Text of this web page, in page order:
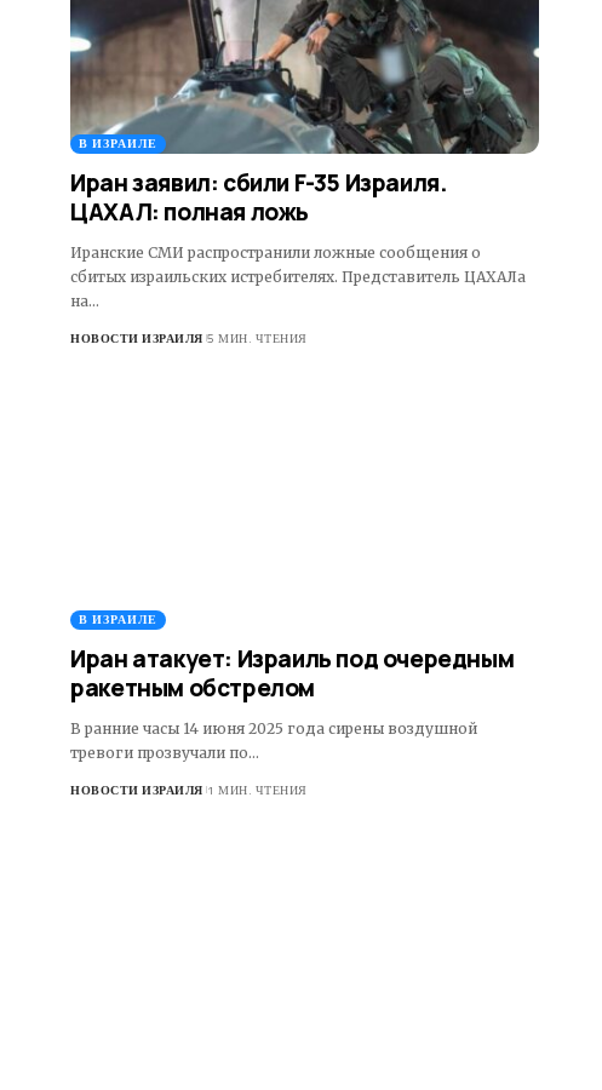
В ИЗРАИЛЕ
Иран заявил: сбили F-35 Израиля.
ЦАХАЛ: полная ложь
Иранские СМИ распространили ложные сообщения о
сбитых израильских истребителях. Представитель ЦАХАЛа
на…
НОВОСТИ ИЗРАИЛЯ 5 МИН. ЧТЕНИЯ
В ИЗРАИЛЕ
Иран атакует: Израиль под очередным
ракетным обстрелом
В ранние часы 14 июня 2025 года сирены воздушной
тревоги прозвучали по…
НОВОСТИ ИЗРАИЛЯ 1 МИН. ЧТЕНИЯ